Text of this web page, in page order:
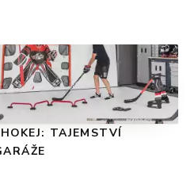
TAJEMSTVÍ